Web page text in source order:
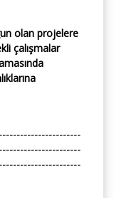
olan projelere
çalışmalar